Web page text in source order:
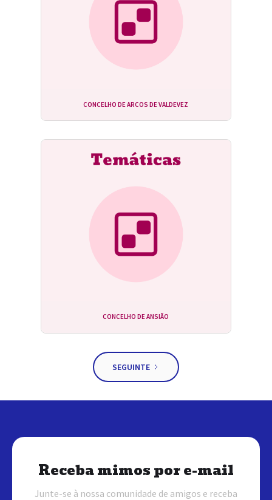
CONCELHO DE ARCOS DE VALDEVEZ
CONCELHO DE ANSIÃO
SEGUINTE
Receba mimos por e-mail
Junte-se à nossa comunidade de amigos e receba